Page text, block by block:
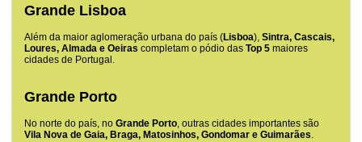
Grande Lisboa
Além da maior aglomeração urbana do país (Lisboa), Sintra, Cascais,
Loures, Almada e Oeiras completam o pódio das Top 5 maiores
cidades de Portugal.
Grande Porto
No norte do país, no Grande Porto, outras cidades importantes são
Vila Nova de Gaia, Braga, Matosinhos, Gondomar e Guimarães.